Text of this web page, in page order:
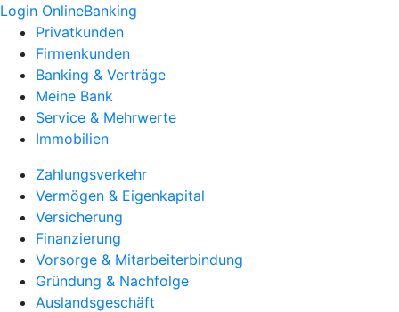
Login OnlineBanking
Privatkunden
Firmenkunden
Banking & Verträge
Meine Bank
Service & Mehrwerte
Immobilien
Zahlungsverkehr
Vermögen & Eigenkapital
Versicherung
Finanzierung
Vorsorge & Mitarbeiterbindung
Gründung & Nachfolge
Auslandsgeschäft